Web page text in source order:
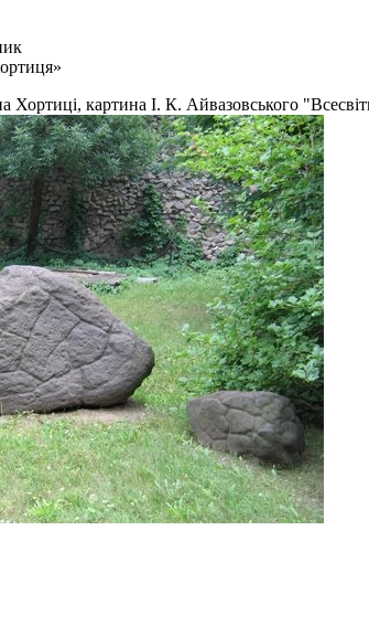
Хортицi, картина I. К. Айвазовського